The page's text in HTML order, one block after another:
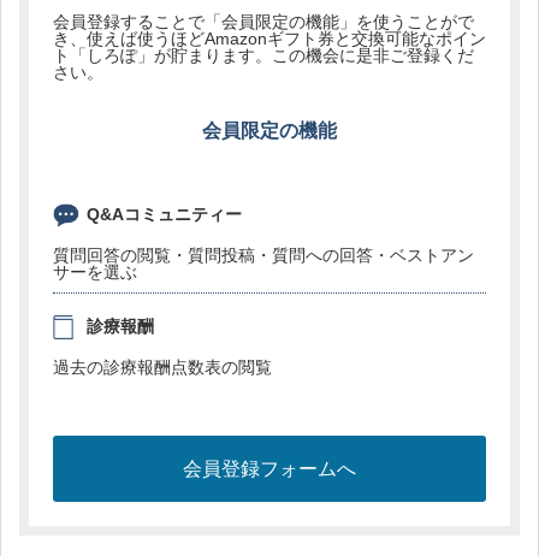
会員登録することで「会員限定の機能」を使うことがで
き、使えば使うほどAmazonギフト券と交換可能なポイン
ト「しろぽ」が貯まります。この機会に是非ご登録くだ
さい。
会員限定の機能
Q&Aコミュニティー
質問回答の閲覧・質問投稿・質問への回答・ベストアン
サーを選ぶ
診療報酬
過去の診療報酬点数表の閲覧
会員登録フォームへ